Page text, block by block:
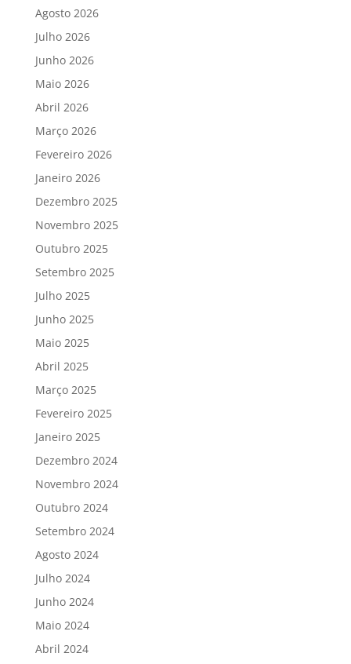
Agosto 2026
Julho 2026
Junho 2026
Maio 2026
Abril 2026
Março 2026
Fevereiro 2026
Janeiro 2026
Dezembro 2025
Novembro 2025
Outubro 2025
Setembro 2025
Julho 2025
Junho 2025
Maio 2025
Abril 2025
Março 2025
Fevereiro 2025
Janeiro 2025
Dezembro 2024
Novembro 2024
Outubro 2024
Setembro 2024
Agosto 2024
Julho 2024
Junho 2024
Maio 2024
Abril 2024